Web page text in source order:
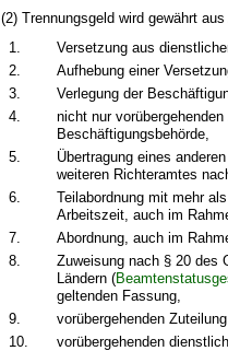
(2) Trennungsgeld wird gewährt
1.
Versetzung aus
2.
Aufhebung einer
3.
Verlegung der
4.
nicht nur
Beschäftigungsbehörde,
5.
Übertragung eines
weiteren Richteramtes
6.
Teilabordnung mit mehr
Arbeitszeit, auch im
7.
Abordnung, auch im
8.
Zuweisung nach § 20 des
Ländern (
geltenden Fassung,
9.
vorübergehenden
10.
vorübergehenden